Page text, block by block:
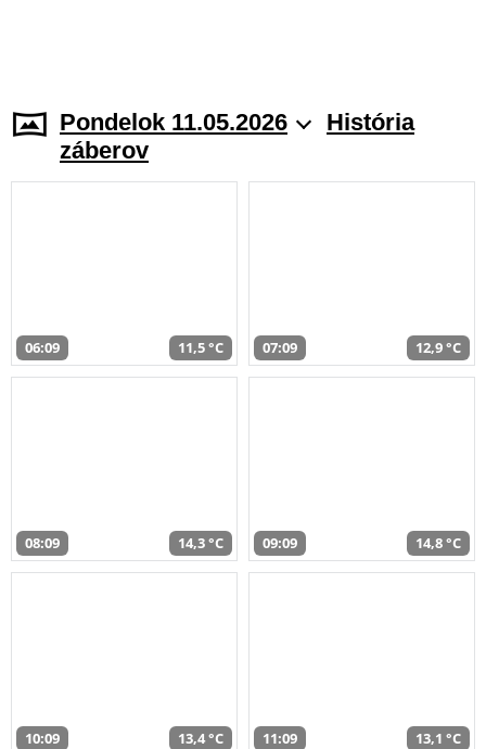
Pondelok 11.05.2026
História
záberov
06:09 11,5 °C 07:09 12,9 °C
08:09 14,3 °C 09:09 14,8 °C
10:09 13,4 °C 11:09 13,1 °C